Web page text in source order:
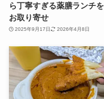
ら丁寧すぎる薬膳ランチを
お取り寄せ
2025年9月17日 2026年4月8日